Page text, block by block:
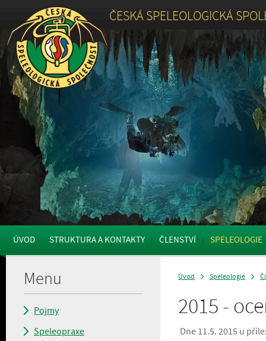
ČESKÁ SPELEOLOGICKÁ
ÚVOD STRUKTURA A KONTAKTY ČLENSTVÍ SPELEOLOGIE
Menu
Pojmy
Speleopraxe
Úvod Speleologie
2015 -
Dne 11.5. 2015 u